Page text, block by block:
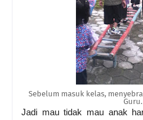
Sebelum masuk kelas,
Guru.
Jadi mau tidak mau anak